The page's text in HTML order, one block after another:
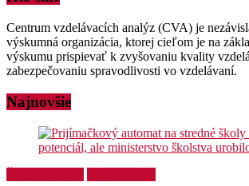
Centrum vzdelávacích analýz (CVA) je
výskumná organizácia, ktorej cieľom je na
výskumu prispievať k zvyšovaniu kvality
zabezpečovaniu spravodlivosti vo vzdelávaní.
Najnovšie